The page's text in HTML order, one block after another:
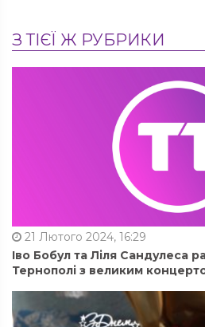
З ТІЄЇ Ж РУБРИКИ
21 Лютого 2024, 16:29
Іво Бобул та Ліля Сандулеса
Тернополі з великим